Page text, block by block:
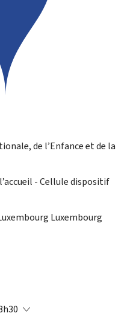
de l’Enfance et de la
- Cellule dispositif
Luxembourg